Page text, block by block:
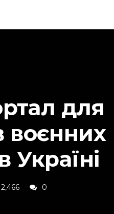
для
воєнних
Україні
2,466 0